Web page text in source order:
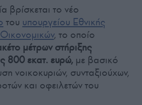
βρίσκεται το νέο
του υπουργείου Εθνικής
, το οποίο
μέτρων στήριξης
800 εκατ. ευρώ, με βασικό
νοικοκυριών, συνταξιούχων,
και οφειλετών του